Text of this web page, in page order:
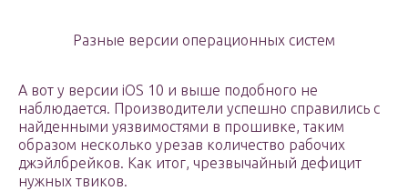
Разные версии операционных систем
А вот у версии iOS 10 и выше подобного не
наблюдается. Производители успешно справились с
найденными уязвимостями в прошивке, таким
образом несколько урезав количество рабочих
джэйлбрейков. Как итог, чрезвычайный дефицит
нужных твиков.